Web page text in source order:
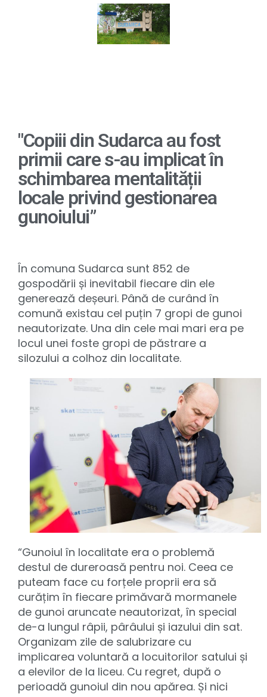
"Copiii din Sudarca au fost
primii care s-au implicat în
schimbarea mentalității
locale privind gestionarea
gunoiului”
În comuna Sudarca sunt 852 de
gospodării și inevitabil fiecare din ele
generează deșeuri. Până de curând în
comună existau cel puțin 7 gropi de gunoi
neautorizate. Una din cele mai mari era pe
locul unei foste gropi de păstrare a
silozului a colhoz din localitate.
“Gunoiul în localitate era o problemă
destul de dureroasă pentru noi. Ceea ce
puteam face cu forțele proprii era să
curățim în fiecare primăvară mormanele
de gunoi aruncate neautorizat, în special
de-a lungul râpii, pârâului și iazului din sat.
Organizam zile de salubrizare cu
implicarea voluntară a locuitorilor satului și
a elevilor de la liceu. Cu regret, după o
perioadă gunoiul din nou apărea. Și nici